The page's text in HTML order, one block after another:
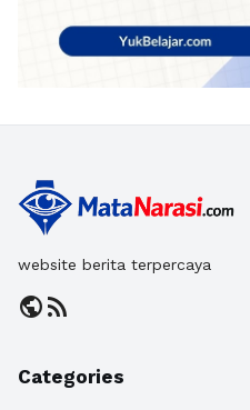
website berita terpercaya
publicrss_feed
Categories